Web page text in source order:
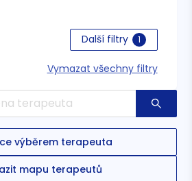
výběrem terapeuta
mapu terapeutů
Další filtry
1
Vymazat všechny filtry